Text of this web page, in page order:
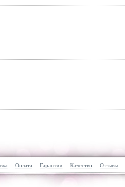
Оплата Гарантии Качество Отзывы